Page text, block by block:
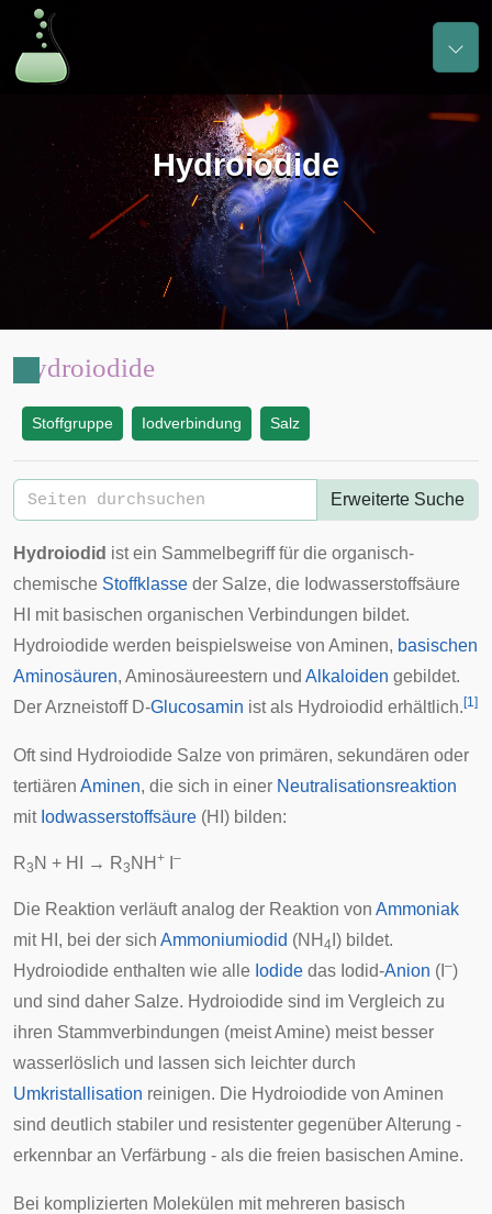
Hydroiodide
Hydroiodide
Stoffgruppe Iodverbindung Salz
Erweiterte Suche
Hydroiodid ist ein Sammelbegriff für die organisch-
chemische Stoffklasse der Salze, die Iodwasserstoffsäure
HI mit basischen organischen Verbindungen bildet.
Hydroiodide werden beispielsweise von Aminen, basischen
Aminosäuren, Aminosäureestern und Alkaloiden gebildet.
Der Arzneistoff D-Glucosamin ist als Hydroiodid erhältlich. [1]
Oft sind Hydroiodide Salze von primären, sekundären oder
tertiären Aminen, die sich in einer Neutralisationsreaktion
mit Iodwasserstoffsäure (HI) bilden:
R3 N + HI → R3 NH + –
Die Reaktion verläuft analog der Reaktion von Ammoniak
mit HI, bei der sich Ammoniumiodid (NH 4 I) bildet.
Hydroiodide enthalten wie alle Iodide das Iodid-Anion (I –)
und sind daher Salze. Hydroiodide sind im Vergleich zu
ihren Stammverbindungen (meist Amine) meist besser
wasserlöslich und lassen sich leichter durch
Umkristallisation reinigen. Die Hydroiodide von Aminen
sind deutlich stabiler und resistenter gegenüber Alterung -
erkennbar an Verfärbung - als die freien basischen Amine.
Bei komplizierten Molekülen mit mehreren basisch